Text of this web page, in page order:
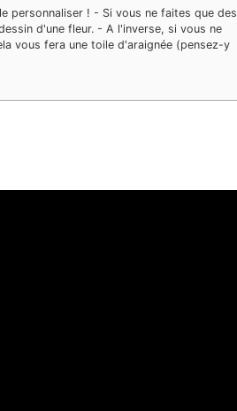
personnaliser ! - Si vous ne faites que des
d'une fleur. - A l'inverse, si vous ne
vous fera une toile d'araignée (pensez-y